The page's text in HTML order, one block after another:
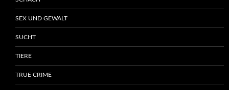
SEX UND GEWALT
SUCHT
TIERE
TRUE CRIME